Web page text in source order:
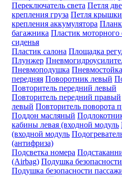
Переключатель света Петля
крепления груза Петля
крепления аккумулятора
багажника Пластик моторного
сиденья
Пластик салона Площадка
Плунжер
Пневмоподушка
передняя Поворотник левый
Повторитель передний левый
Повторитель передний правый
левый Повторитель поворота
Поддон масляный
кабины левая (входной модуль
(входной модуль
(антифриза)
Подсветка номера
(Airbag) Подушка
Подушка безопасности